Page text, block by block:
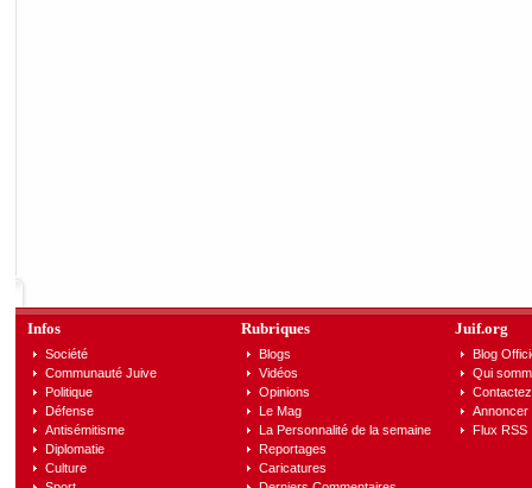
Infos
Société
Communauté Juive
Politique
Défense
Antisémitisme
Diplomatie
Culture
Rubriques
Blogs
Vidéos
Opinions
Le Mag
La Personnalité de la semaine
Reportages
Caricatures
Juif.org
Blog
Qui
Annoncer
Flux RSS